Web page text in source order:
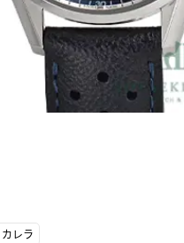
カレラ